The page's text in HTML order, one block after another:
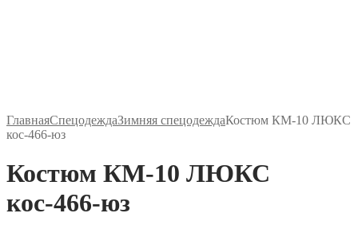
ГлавнаяСпецодеждаЗимняя спецодеждаКостюм КМ-10 ЛЮКС
кос-466-юз
Костюм КМ-10 ЛЮКС
кос-466-юз